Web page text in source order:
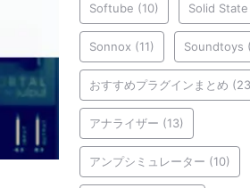
Softube (10) Solid
Sonnox (11) Soundtoys
おすすめプラグインまとめ
アナライザー (13)
アンプシミュレーター (10)